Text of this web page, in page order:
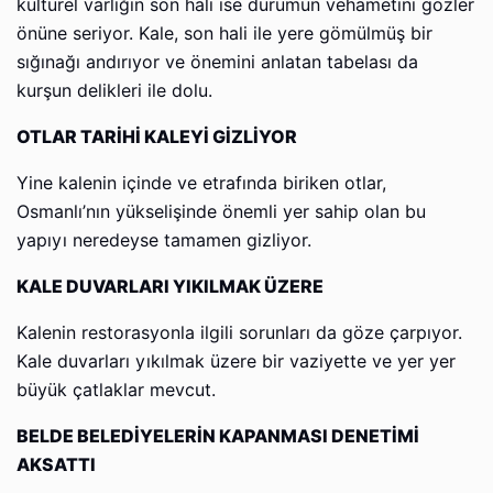
kültürel varlığın son hali ise durumun vehametini gözler
önüne seriyor. Kale, son hali ile yere gömülmüş bir
sığınağı andırıyor ve önemini anlatan tabelası da
kurşun delikleri ile dolu.
OTLAR TARİHİ KALEYİ GİZLİYOR
Yine kalenin içinde ve etrafında biriken otlar,
Osmanlı’nın yükselişinde önemli yer sahip olan bu
yapıyı neredeyse tamamen gizliyor.
KALE DUVARLARI YIKILMAK ÜZERE
Kalenin restorasyonla ilgili sorunları da göze çarpıyor.
Kale duvarları yıkılmak üzere bir vaziyette ve yer yer
büyük çatlaklar mevcut.
BELDE BELEDİYELERİN KAPANMASI DENETİMİ
AKSATTI